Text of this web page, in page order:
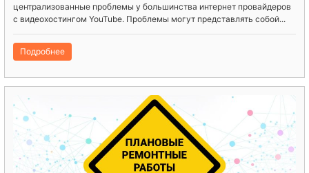
централизованные проблемы у большинства интернет провайдеров
с видеохостингом YouTube. Проблемы могут представлять собой...
Подробнее